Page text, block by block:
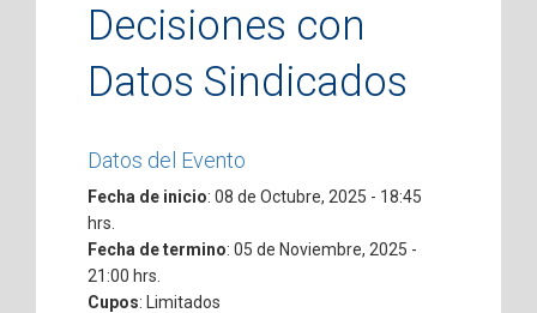
Decisiones con
Datos Sindicados
Datos del Evento
Fecha de inicio: 08 de Octubre, 2025 - 18:45
hrs.
Fecha de termino: 05 de Noviembre, 2025 -
21:00 hrs.
Cupos: Limitados